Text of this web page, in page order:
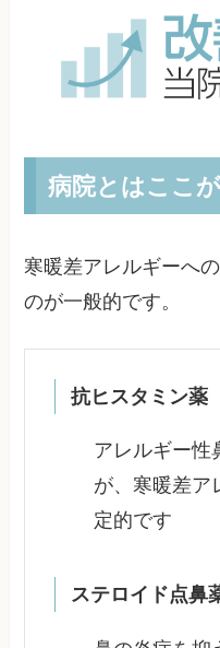
病院とはここ
寒暖差アレルギーへ
のが一般的です。
抗ヒスタミン薬
アレルギー性
が、寒暖差ア
定的です
ステロイド点鼻